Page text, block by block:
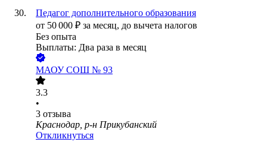
Педагог дополнительного образования
от 50 000 ₽ за месяц, до вычета налогов
Без опыта
Выплаты: Два раза в месяц
МАОУ СОШ № 93
3.3
•
3 отзыва
Краснодар, р-н Прикубанский
Откликнуться